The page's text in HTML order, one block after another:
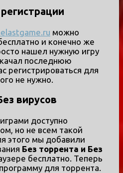
можно
и конечно же
нашел нужную игру
последнюю
регистрироваться для
не нужно.
вирусов
доступно
но не всем такой
этого мы добавили
Без торрента и Без
бесплатно. Теперь
для торрента.